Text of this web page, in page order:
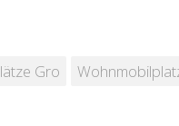
Gro